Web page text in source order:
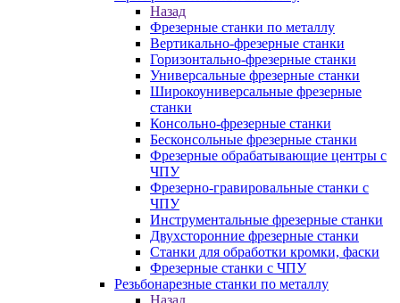
Назад
Фрезерные станки по металлу
Вертикально-фрезерные станки
Горизонтально-фрезерные станки
Универсальные фрезерные станки
Широкоуниверсальные фрезерные
станки
Консольно-фрезерные станки
Бесконсольные фрезерные станки
Фрезерные обрабатывающие центры с
ЧПУ
Фрезерно-гравировальные станки с
ЧПУ
Инструментальные фрезерные станки
Двухсторонние фрезерные станки
Станки для обработки кромки, фаски
Фрезерные станки с ЧПУ
Резьбонарезные станки по металлу
Назад